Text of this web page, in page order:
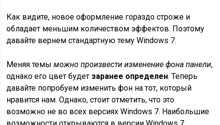
Как видите, новое оформление гораздо строже и
обладает меньшим количеством эффектов. Поэтому
давайте вернем стандартную тему Windows 7.
Меняя темыможно произвести изменение фона панели,
однако его цвет будет заранее определен. Теперь
давайте попробуем изменить фон на тот, который
нравится нам. Однако, стоит отметить, что это
возможно не во всех версиях Windows 7. Наибольшие